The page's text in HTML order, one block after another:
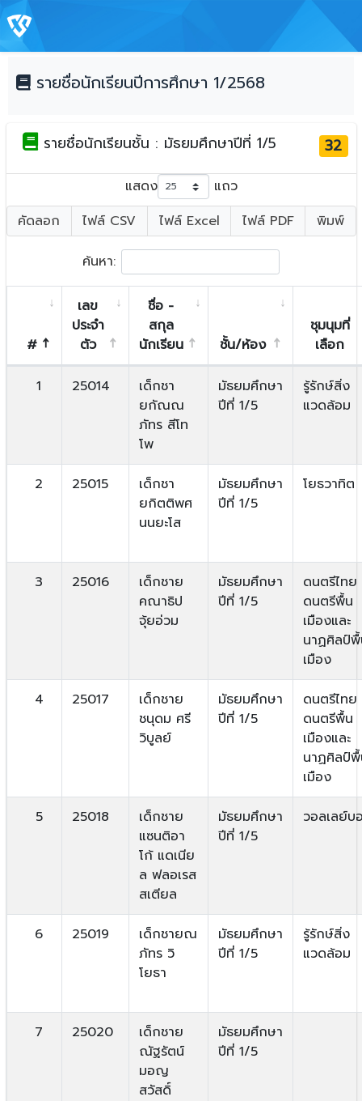
รายชื่อนักเรียนปีการศึกษา 1/2568
รายชื่อนักเรียนชั้น : มัธยมศึกษาปีที่ 1/5 32
แสดง
แถว
คัดลอก
ไฟล์ CSV ไฟล์ Excel ไฟล์ PDF พิมพ์
ค้นหา:
#
เลข
ประจำ
ตัว
ชื่อ -
สกุล
นักเรียน
ชั้น/ห้อง
ชุมนุมที่
เลือก
1 25014
เด็กชา
ยกัณณ
ภัทร สีโท
โพ
มัธยมศึกษา
ปีที่ 1/5
รู้รักษ์สิ่ง
แวดล้อม
2 25015
เด็กชา
ยกิตติพศ
นนยะโส
มัธยมศึกษา
ปีที่ 1/5
โยธวาทิต
3 25016
เด็กชาย
คณาธิป
จุ้ยอ่วม
มัธยมศึกษา
ปีที่ 1/5
ดนตรีไทย
ดนตรีพื้น
เมืองและ
นาฏศิลป์
เมือง
4 25017
เด็กชาย
ชนุดม ศรี
วิบูลย์
มัธยมศึกษา
ปีที่ 1/5
ดนตรีไทย
ดนตรีพื้น
เมืองและ
นาฏศิลป์
เมือง
5 25018
เด็กชาย
แซนติอา
โก้ แดเนีย
ล ฟลอเรส
สเตียล
มัธยมศึกษา
ปีที่ 1/5
วอลเลย์บ
6 25019
เด็กชายณ
ภัทร วิ
โยธา
มัธยมศึกษา
ปีที่ 1/5
รู้รักษ์สิ่ง
แวดล้อม
7 25020
เด็กชาย
ณัฐรัตน์
มอญ
สวัสดิ์
มัธยมศึกษา
ปีที่ 1/5